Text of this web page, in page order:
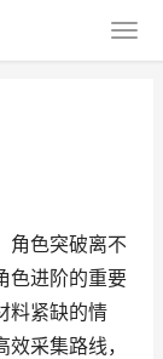
角色突破离不
色进阶的重要
料紧缺的情
采集路线，